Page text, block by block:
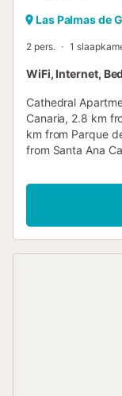
Las Palmas de
2 pers. 1
WiFi, Internet,
Cathedral
Canaria, 2.8 km
km from Parque
from Santa Ana